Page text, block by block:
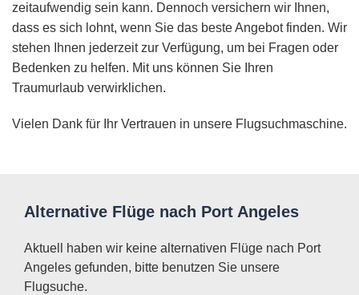
zeitaufwendig sein kann. Dennoch versichern wir Ihnen,
dass es sich lohnt, wenn Sie das beste Angebot finden. Wir
stehen Ihnen jederzeit zur Verfügung, um bei Fragen oder
Bedenken zu helfen. Mit uns können Sie Ihren
Traumurlaub verwirklichen.
Vielen Dank für Ihr Vertrauen in unsere Flugsuchmaschine.
Alternative Flüge nach Port Angeles
Aktuell haben wir keine alternativen Flüge nach Port
Angeles gefunden, bitte benutzen Sie unsere
Flugsuche.